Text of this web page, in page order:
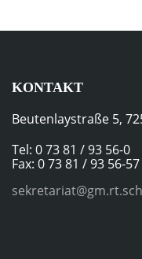
KONTAKT
Beutenlaystraße 5,
Tel: 0 73 81 / 93 56-0
Fax: 0 73 81 / 93 56-57